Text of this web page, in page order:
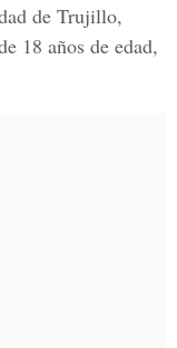
de Trujillo,
18 años de edad,